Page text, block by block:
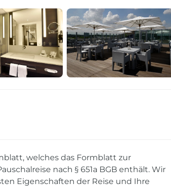
welches das Formblatt zur
nach § 651a BGB enthält. Wir
Eigenschaften der Reise und Ihre